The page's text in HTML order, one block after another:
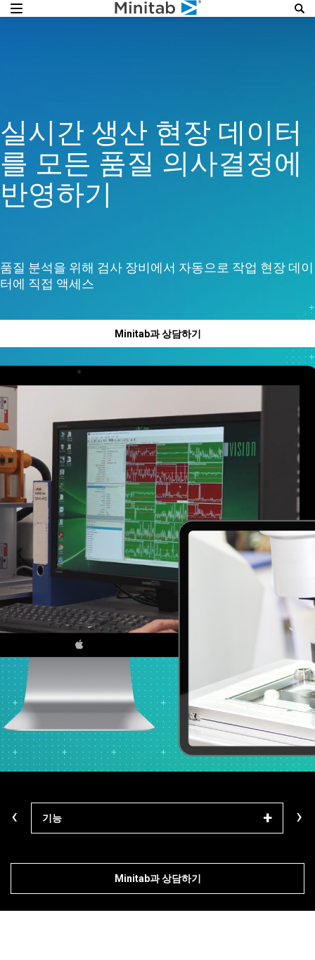
실시간 생산 현장 데이터
를 모든 품질 의사결정에
반영하기
품질 분석을 위해 검사 장비에서 자동으로 작업 현장 데이
터에 직접 액세스
Minitab과 상담하기
기능 알
‹ ›
Minitab과 상담하기